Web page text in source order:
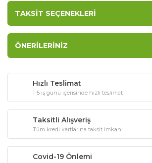
TAKSIT SEÇENEKLERI
ÖNERILERINIZ
Hızlı Teslimat
1-5 iş günü içerisinde hızlı teslimat
Taksitli Alışveriş
Tüm kredi kartlarına taksit imkanı
Covid-19 Önlemi